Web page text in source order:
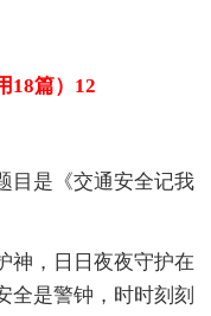
18篇）12
目是《交通安全记我
神，日日夜夜守护在
全是警钟，时时刻刻